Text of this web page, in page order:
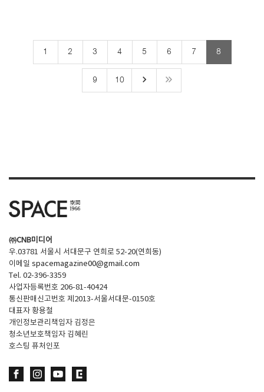
1 2 3 4 5 6 7 8
9 10 keyboard_arrow_right
㈜CNB미디어
우.03781 서울시 서대문구 연희로 52-20(연희동)
이메일 spacemagazine00@gmail.com
Tel. 02-396-3359
사업자등록번호 206-81-40424
통신판매신고번호 제2013-서울서대문-0150호
대표자 황용철
개인정보관리책임자 김정은
청소년보호책임자 김혜린
호스팅 퓨처인포